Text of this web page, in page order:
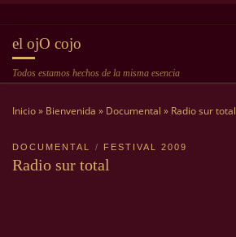
el ojO cojo
Todos estamos hechos de la misma esencia
Inicio» Bienvenida » Documental » Radio sur total
DOCUMENTAL FESTIVAL 2009
Radio sur total